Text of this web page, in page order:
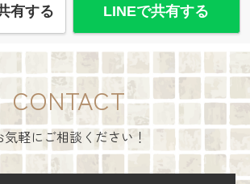
有する LINEで共有する
CONTACT
気軽にご相談ください！